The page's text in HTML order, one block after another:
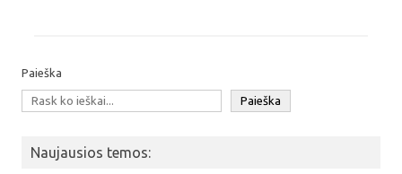
Paieška
Paieška
Naujausios temos: